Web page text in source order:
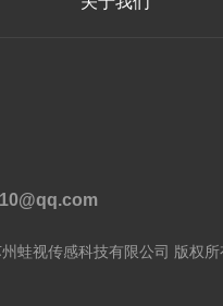
蛙视传感科技有限公司 版权